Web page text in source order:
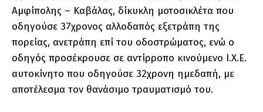
Αμφίπολης – Καβάλας, δίκυκλη μοτοσικλέτα που
οδηγούσε 37χρονος αλλοδαπός εξετράπη της
πορείας, ανετράπη επί του οδοστρώματος, ενώ ο
οδηγός προσέκρουσε σε αντίρροπο κινούμενο Ι.Χ.Ε.
αυτοκίνητο που οδηγούσε 32χρονη ημεδαπή, με
αποτέλεσμα τον θανάσιμο τραυματισμό του.